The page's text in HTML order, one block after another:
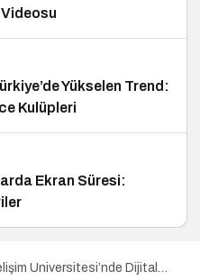
Yükselen Trend:
Kulüpleri
Ekran Süresi:
Üniversitesi’nde Dijital